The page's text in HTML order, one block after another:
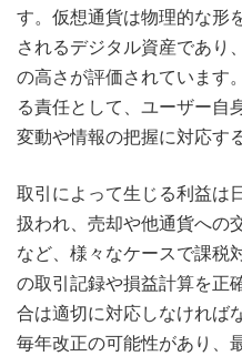
す。仮想通貨は物理的な形
されるデジタル資産であり
の高さが評価されています
る責任として、ユーザー自
変動や情報の把握に対応す
取引によって生じる利益は
扱われ、売却や他通貨への
など、様々なケースで課税
の取引記録や損益計算を正
合は適切に対応しなければ
毎年改正の可能性があり、